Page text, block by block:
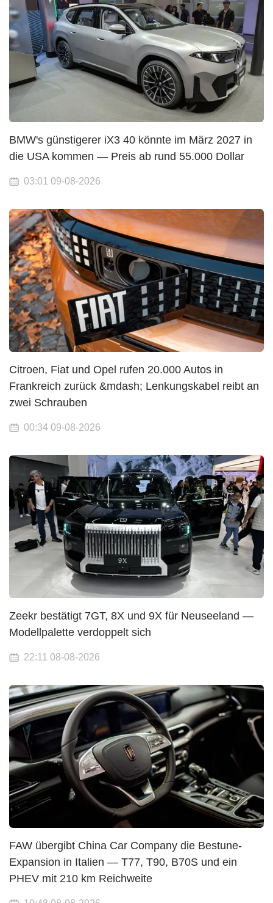
BMW's günstigerer iX3 40 könnte im März 2027 in
die USA kommen — Preis ab rund 55.000 Dollar
03:01 09-08-2026
Citroen, Fiat und Opel rufen 20.000 Autos in
Frankreich zurück &mdash; Lenkungskabel reibt an
zwei Schrauben
00:34 09-08-2026
Zeekr bestätigt 7GT, 8X und 9X für Neuseeland —
Modellpalette verdoppelt sich
22:11 08-08-2026
FAW übergibt China Car Company die Bestune-
Expansion in Italien — T77, T90, B70S und ein
PHEV mit 210 km Reichweite